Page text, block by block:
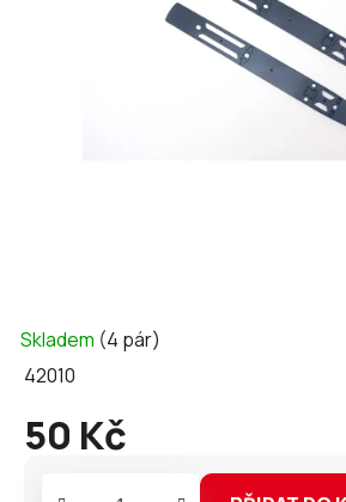
Skladem (4 pár)
42010
50 Kč
Měrná